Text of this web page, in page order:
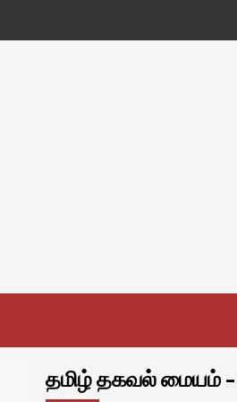
தமிழ் தகவல் மையம் –